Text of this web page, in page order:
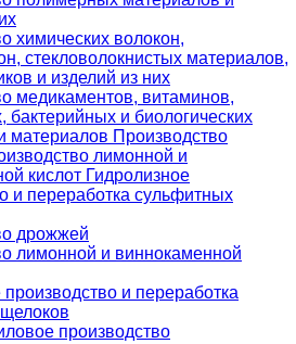
химических волокон,
стекловолокнистых материалов,
и изделий из них
медикаментов, витаминов,
бактерийных и биологических
материалов Производство
лимонной и
кислот Гидролизное
и переработка сульфитных
дрожжей
лимонной и виннокаменной
производство и переработка
производство